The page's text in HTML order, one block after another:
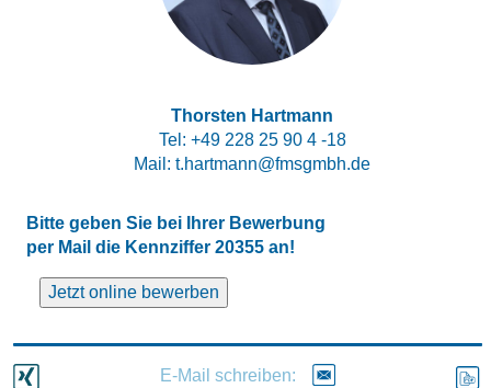
Thorsten Hartmann
Tel: +49 228 25 90 4 -18
Mail: t.hartmann@fmsgmbh.de
Bitte geben Sie bei Ihrer Bewerbung
per Mail die Kennziffer 20355 an!
Jetzt online bewerben
E-Mail schreiben: